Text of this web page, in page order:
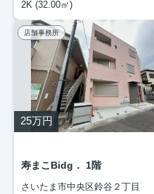
2K (32.00㎡)
店舗事務所
25万円
寿まこBidg． 1階
さいたま市中央区鈴谷２丁目